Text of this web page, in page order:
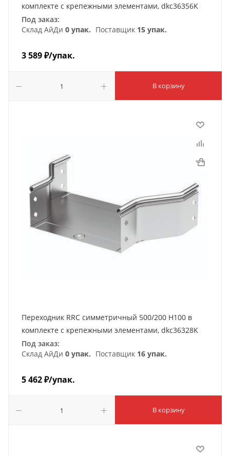
комплекте с крепежными элементами, dkc36356K
Под заказ:
Склад АйДи 0 упак. Поставщик 15 упак.
3 589₽/упак.
В корзину
Переходник RRC симметричный 500/200 H100 в
комплекте с крепежными элементами, dkc36328K
Под заказ:
Склад АйДи 0 упак. Поставщик 16 упак.
5 462₽/упак.
В корзину